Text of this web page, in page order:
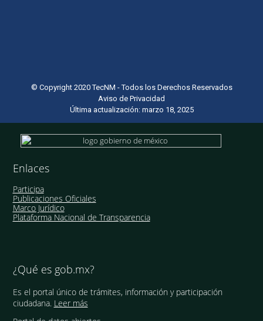
© Copyright 2020 TecNM - Todos los Derechos Reservados
Aviso de Privacidad
Última actualización: marzo 18, 2025
Enlaces
Participa
Publicaciones Oficiales
Marco Jurídico
Plataforma Nacional de Transparencia
¿Qué es gob.mx?
Es el portal único de trámites, información y participación
ciudadana. Leer más